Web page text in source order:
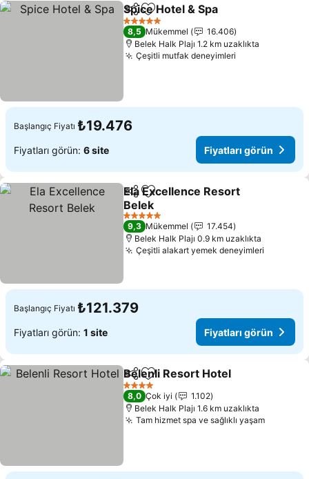
PaylaşFavorilerime ekle
Spice Hotel & Spa
5 Yıldız
8,5 Mükemmel
16.406
Belek Halk Plajı 1.2 km uzaklıkta
Çeşitli mutfak deneyimleri
Başlangıç Fiyatı ₺19.476
Fiyatları görün: 6 site Fiyatları görün
PaylaşFavorilerime ekle
Ela Excellence Resort
Belek
Fiyatları görün
5 Yıldız
9,3 Mükemmel
17.454
Belek Halk Plajı 0.9 km uzaklıkta
Çeşitli alakart yemek deneyimleri
Başlangıç Fiyatı ₺121.379
Fiyatları görün: 1 site Fiyatları görün
PaylaşFavorilerime ekle
Belenli Resort Hotel
4 Yıldız
8,0 Çok iyi
1.102
Belek Halk Plajı 1.6 km uzaklıkta
Tam hizmet spa ve sağlıklı yaşam